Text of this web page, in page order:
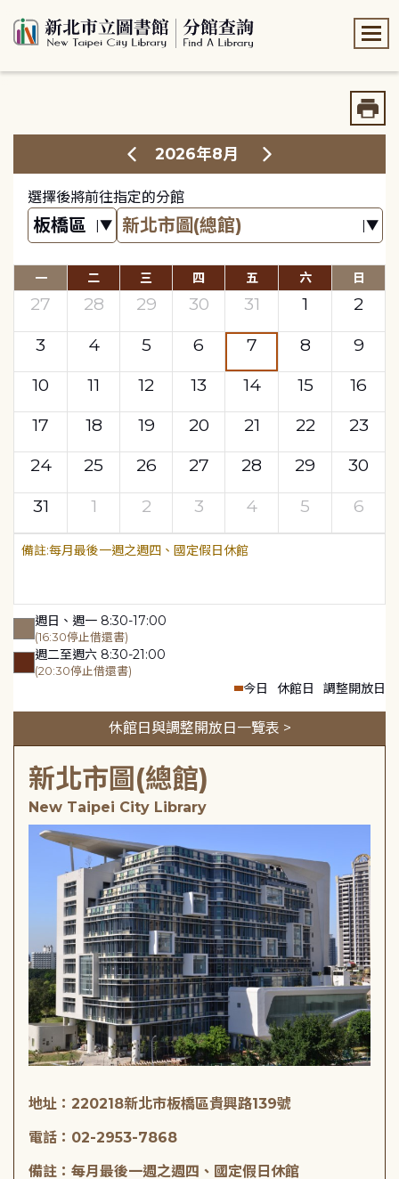
2026年8月
選擇後將前往指定的分館
一 二 三 四 五 六 日
27 28 29 30 31 1
2
3
4 5 6 7 8
9
10
11 12 13 14 15
16
17
18 19 20 21 22
23
24
25 26 27 28 29
30
31
1 2 3 4 5 6
每月最後一週之週四、國定假日休館
週日、週一 8:30-17:00
(16:30停止借還書)
週二至週六 8:30-21:00
(20:30停止借還書)
今日 休館日 調整開放日
休館日與調整開放日一覽表 >
新北市圖(總館)
New Taipei City Library
地址：220218新北市板橋區貴興路139號
電話：02-2953-7868
備註：每月最後一週之週四、國定假日休館